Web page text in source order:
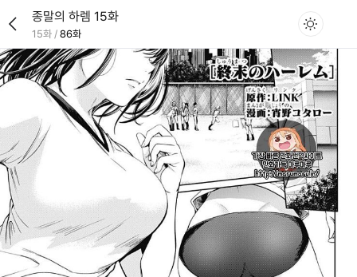
종말의 하렘 15화
15화 / 86화